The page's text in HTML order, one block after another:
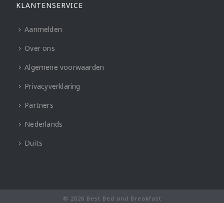
KLANTENSERVICE
Aanmelden
Over ons
Algemene voorwaarden
Privacyverklaring
Partners
Nederlands
Duits
© 2026 Best Bed and Breakfast